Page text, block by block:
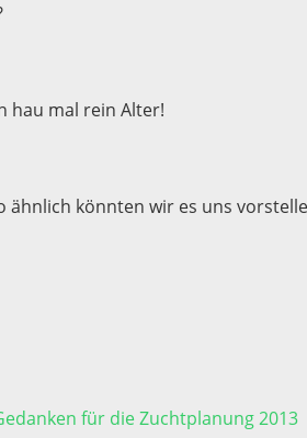
hau mal rein Alter!
ähnlich könnten wir es uns
für die Zuchtplanung 2013